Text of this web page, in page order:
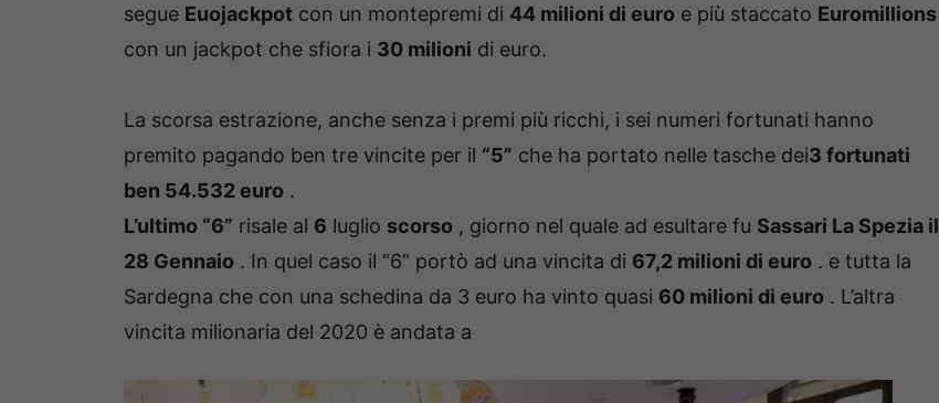
segue Euojackpot con un montepremi di 44 milioni di euro e più staccato Euromillions
con un jackpot che sfiora i 30 milioni di euro.
La scorsa estrazione, anche senza i premi più ricchi, i sei numeri fortunati hanno
premito pagando ben tre vincite per il “5” che ha portato nelle tasche dei3 fortunati
ben 54.532 euro .
L’ultimo “6” risale al 6 luglio scorso , giorno nel quale ad esultare fu Sassari La Spezia il
28 Gennaio . In quel caso il “6” portò ad una vincita di 67,2 milioni di euro . e tutta la
Sardegna che con una schedina da 3 euro ha vinto quasi 60 milioni di euro . L’altra
vincita milionaria del 2020 è andata a